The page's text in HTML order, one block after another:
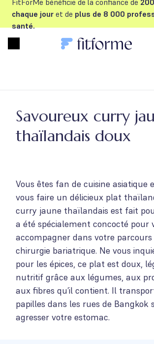
FitForMe bénéficie de la confiance de
chaque jour et de plus de 8 000
santé.
Savoureux curry
thaïlandais doux
Vous êtes fan de cuisine asiatique
vous faire un délicieux plat
curry jaune thaïlandais est fait
a été spécialement concocté pour
accompagner dans votre parcours
chirurgie bariatrique. Ne vous
pour les épices, ce plat est doux,
nutritif grâce aux légumes, aux
aux fibres qu’il contient. Il
papilles dans les rues de Bangkok
agresser votre estomac.